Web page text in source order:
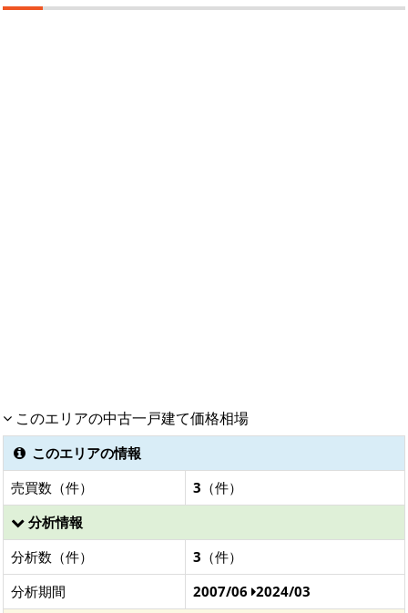
このエリアの中古一戸建て価格相場
このエリアの情報
売買数（件）
3 （件）
分析情報
分析数（件）
3 （件）
分析期間
2007/06 2024/03